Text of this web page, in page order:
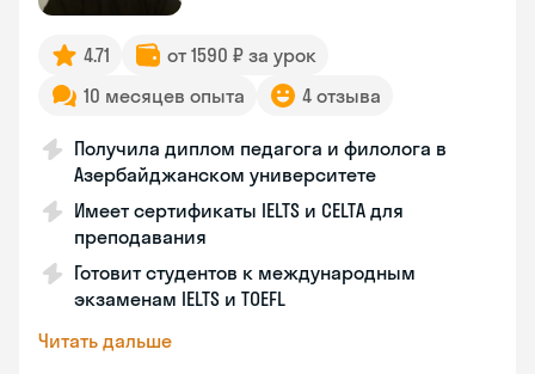
4.71
от 1590 ₽ за урок
10 месяцев опыта
4 отзыва
Получила диплом педагога и филолога в
Азербайджанском университете
Имеет сертификаты IELTS и CELTA для
преподавания
Готовит студентов к международным
экзаменам IELTS и TOEFL
Читать дальше